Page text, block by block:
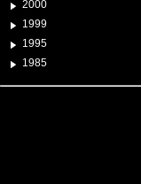
2000
1999
1995
1985